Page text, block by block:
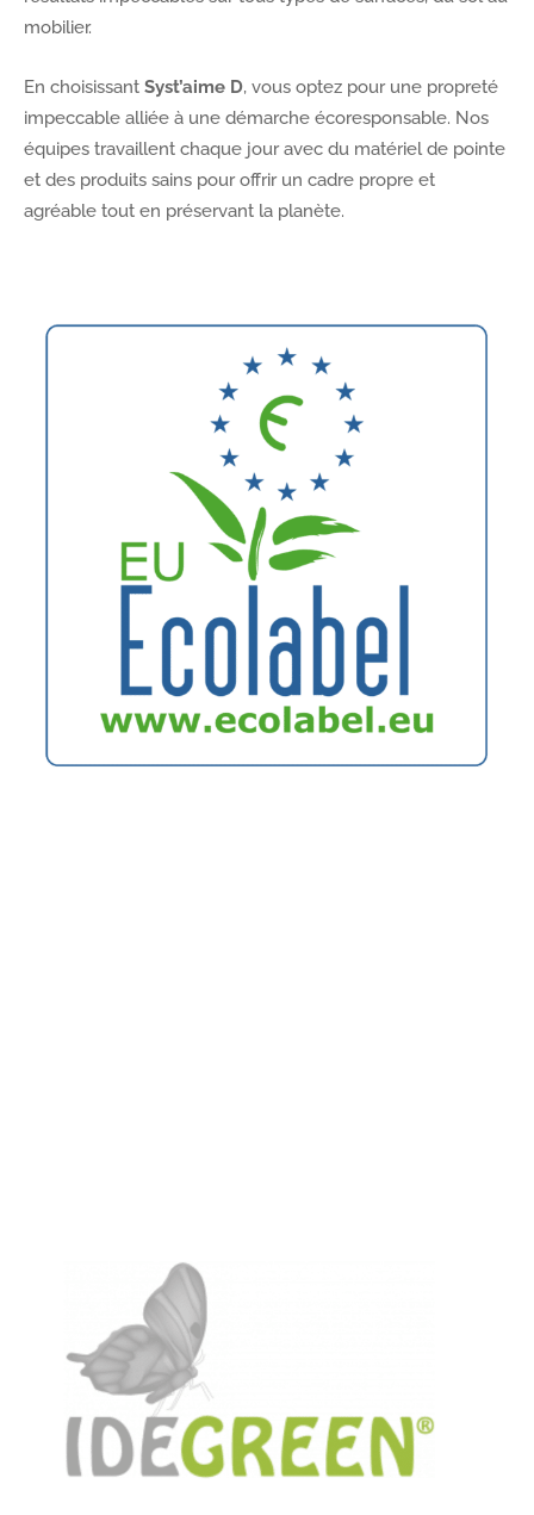
mobilier.
En choisissant Syst’aime D, vous optez pour une propreté
impeccable alliée à une démarche écoresponsable. Nos
équipes travaillent chaque jour avec du matériel de pointe
et des produits sains pour offrir un cadre propre et
agréable tout en préservant la planète.